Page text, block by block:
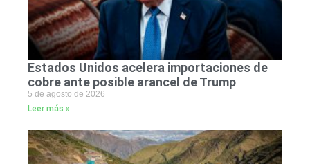
Estados Unidos acelera importaciones de
cobre ante posible arancel de Trump
5 de agosto de 2026
Leer más »